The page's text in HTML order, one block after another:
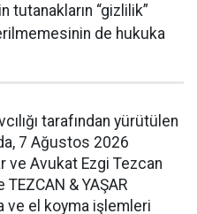
tutanakların “gizlilik”
de hukuka
tarafından yürütülen
7 Ağustos 2026
ve Avukat Ezgi Tezcan
& YAŞAR
ve el koyma işlemleri